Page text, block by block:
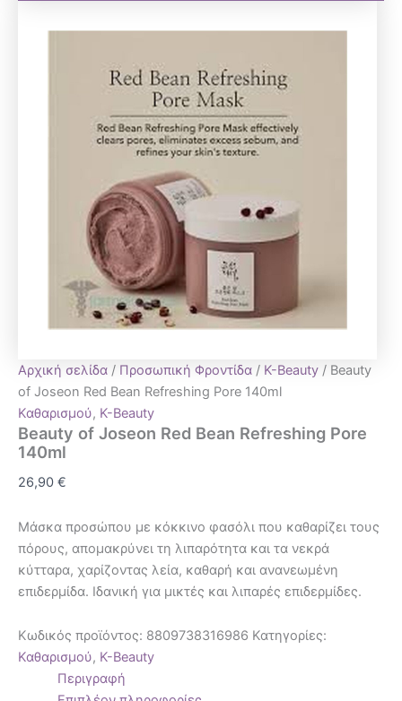
Αρχική σελίδα / Προσωπική Φροντίδα / K-Beauty / Beauty
of Joseon Red Bean Refreshing Pore 140ml
Καθαρισμού, K-Beauty
Beauty of Joseon Red Bean Refreshing Pore
140ml
26,90 €
Μάσκα προσώπου με κόκκινο φασόλι που καθαρίζει τους
πόρους, απομακρύνει τη λιπαρότητα και τα νεκρά
κύτταρα, χαρίζοντας λεία, καθαρή και ανανεωμένη
επιδερμίδα. Ιδανική για μικτές και λιπαρές επιδερμίδες.
Κωδικός προϊόντος: 8809738316986 Κατηγορίες:
Καθαρισμού, K-Beauty
Περιγραφή